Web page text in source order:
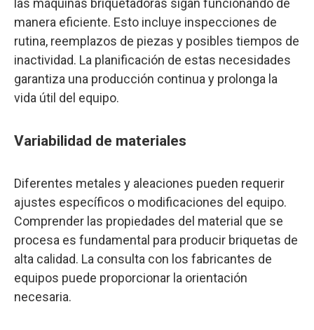
manera eficiente. Esto incluye inspecciones de
rutina, reemplazos de piezas y posibles tiempos de
inactividad. La planificación de estas necesidades
garantiza una producción continua y prolonga la
vida útil del equipo.
Variabilidad de materiales
Diferentes metales y aleaciones pueden requerir
ajustes específicos o modificaciones del equipo.
Comprender las propiedades del material que se
procesa es fundamental para producir briquetas de
alta calidad. La consulta con los fabricantes de
equipos puede proporcionar la orientación
necesaria.